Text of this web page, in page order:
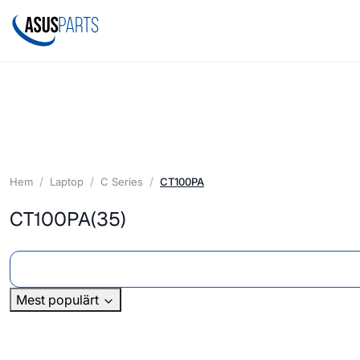
Hem Laptop C Series CT100PA
CT100PA(35)
Mest populärt